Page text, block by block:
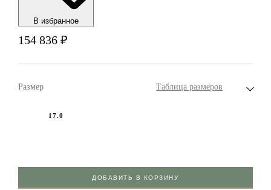
В избранноe
154 836 ₽
Размер Таблица размеров
17.0
ДОБАВИТЬ В КОРЗИНУ